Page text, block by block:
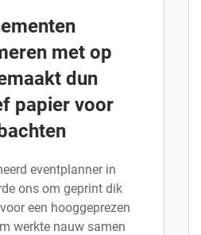
met op
dun
papier voor
eventplanner in
ons om geprint dik
een hooggeprezen
werkte nauw samen